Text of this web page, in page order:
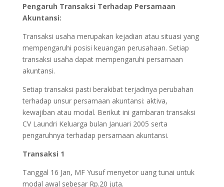
Pengaruh Transaksi Terhadap Persamaan
Akuntansi:
Transaksi usaha merupakan kejadian atau situasi yang
mempengaruhi posisi keuangan perusahaan. Setiap
transaksi usaha dapat mempengaruhi persamaan
akuntansi.
Setiap transaksi pasti berakibat terjadinya perubahan
terhadap unsur persamaan akuntansi: aktiva,
kewajiban atau modal. Berikut ini gambaran transaksi
CV Laundri Keluarga bulan Januari 2005 serta
pengaruhnya terhadap persamaan akuntansi.
Transaksi 1
Tanggal 16 Jan, MF Yusuf menyetor uang tunai untuk
modal awal sebesar Rp.20 juta.